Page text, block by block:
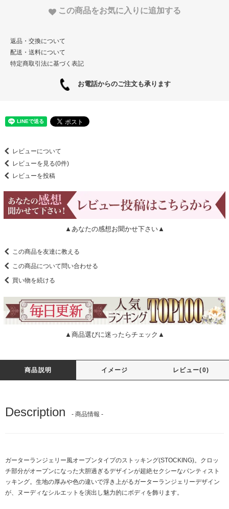
この商品をお気に入りに追加する
返品・交換について
配送・送料について
特定商取引法に基づく表記
お電話からのご注文も承ります
レビューについて
レビューを見る(0件)
レビューを投稿
▲あなたの感想お聞かせ下さい▲
この商品を友達に教える
この商品について問い合わせる
買い物を続ける
▲商品選びに迷ったらチェック▲
商品説明 イメージ レビュー(0)
Description - 商品情報 -
ガーターランジェリー風オープンタイプのストッキング(STOCKING)。クロッ
チ部分がオープンになった大胆過ぎるデザインが超絶セクシーなパンティスト
ッキング。生地の厚みや色の違いで浮き上がるガーターランジェリーデザイン
が、ヌーディなシルエットを演出し魅力的にボディを飾ります。